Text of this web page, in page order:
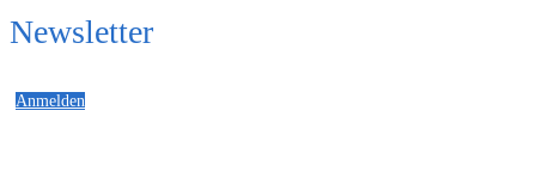
Newsletter
Anmelden